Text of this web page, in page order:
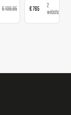
€ 109,95
webshops
€ 765
2
webshops